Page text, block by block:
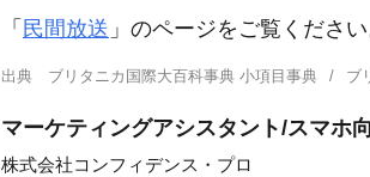
「 民間放送 」のページをご覧ください
出典 ブリタニカ国際大百科事典 小項目事典 ブ
マーケティングアシスタント/スマホ
株式会社コンフィデンス・プロ